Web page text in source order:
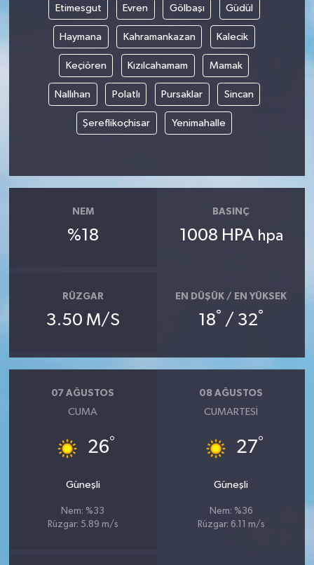
Etimesgut Evren Gölbaşı Güdül
Haymana Kahramankazan Kalecik
Keçiören Kızılcahamam Mamak
Nallıhan Polatlı Pursaklar Sincan
Şereflikoçhisar Yenimahalle
NEM
%18
BASINÇ
1008 HPA hpa
RÜZGAR
3.50 M/S
EN DÜŞÜK / EN YÜKSEK
18° / 32°
07 AĞUSTOS
CUMA
26°
Güneşli
Nem: %33
Rüzgar: 5.89 m/s
08 AĞUSTOS
CUMARTESI
27°
Güneşli
Nem: %36
Rüzgar: 6.11 m/s